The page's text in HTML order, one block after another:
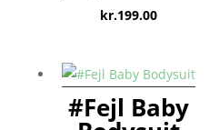
kr.199.00
#Fejl Baby